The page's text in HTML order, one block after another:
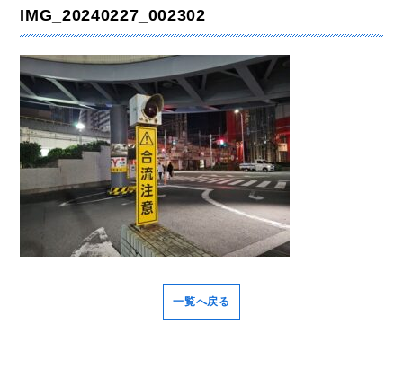
IMG_20240227_002302
一覧へ戻る